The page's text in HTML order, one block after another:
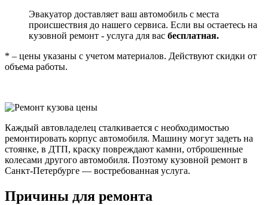
Эвакуатор доставляет ваш автомобиль с места
происшествия до нашего сервиса. Если вы остаетесь на
кузовной ремонт - услуга для вас бесплатная.
* – цены указаны с учетом материалов. Действуют скидки от
объема работы.
Каждый автовладелец сталкивается с необходимостью
ремонтировать корпус автомобиля. Машину могут задеть на
стоянке, в ДТП, краску повреждают камни, отброшенные
колесами другого автомобиля. Поэтому кузовной ремонт в
Санкт-Петербурге — востребованная услуга.
Причины для ремонта